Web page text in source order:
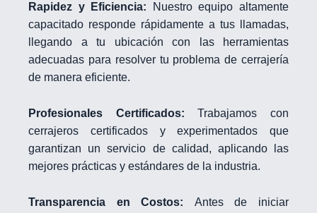
Rapidez y Eficiencia: Nuestro equipo altamente
capacitado responde rápidamente a tus llamadas,
llegando a tu ubicación con las herramientas
adecuadas para resolver tu problema de cerrajería
de manera eficiente.
Profesionales Certificados: Trabajamos con
cerrajeros certificados y experimentados que
garantizan un servicio de calidad, aplicando las
mejores prácticas y estándares de la industria.
Transparencia en Costos: Antes de iniciar